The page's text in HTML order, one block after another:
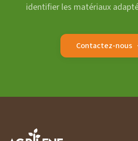
identifier les matériaux
Contactez-nous